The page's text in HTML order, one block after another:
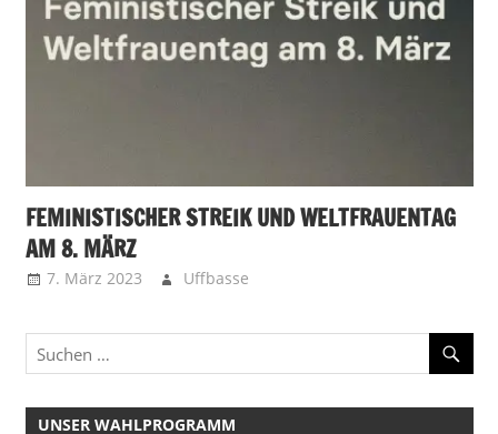
FEMINISTISCHER STREIK UND WELTFRAUENTAG
AM 8. MÄRZ
7. März 2023 Uffbasse
UNSER WAHLPROGRAMM